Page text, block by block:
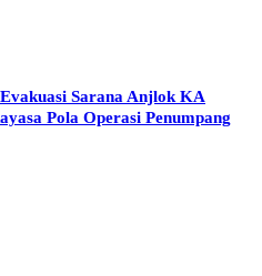
Sarana Anjlok KA
Pola Operasi Penumpang